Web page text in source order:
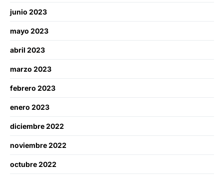
junio 2023
mayo 2023
abril 2023
marzo 2023
febrero 2023
enero 2023
diciembre 2022
noviembre 2022
octubre 2022